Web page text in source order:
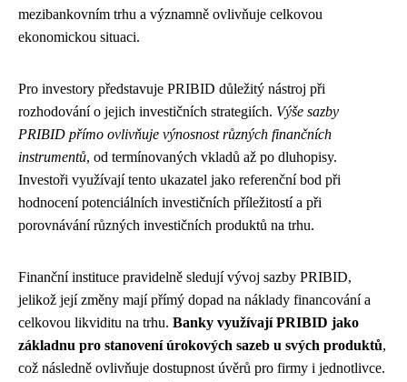
mezibankovním trhu a významně ovlivňuje celkovou
ekonomickou situaci.
Pro investory představuje PRIBID důležitý nástroj při
rozhodování o jejich investičních strategiích. Výše sazby
PRIBID přímo ovlivňuje výnosnost různých finančních
instrumentů, od termínovaných vkladů až po dluhopisy.
Investoři využívají tento ukazatel jako referenční bod při
hodnocení potenciálních investičních příležitostí a při
porovnávání různých investičních produktů na trhu.
Finanční instituce pravidelně sledují vývoj sazby PRIBID,
jelikož její změny mají přímý dopad na náklady financování a
celkovou likviditu na trhu. Banky využívají PRIBID jako
základnu pro stanovení úrokových sazeb u svých produktů,
což následně ovlivňuje dostupnost úvěrů pro firmy i jednotlivce.